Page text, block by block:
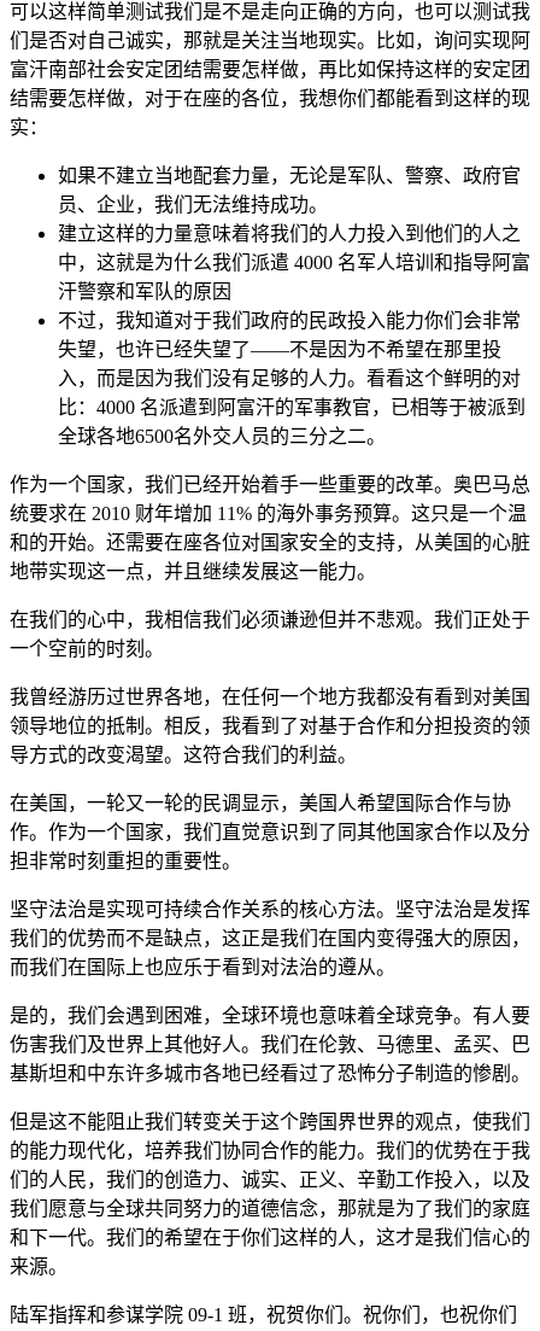
可以这样简单测试我们是不是走向正确的方向，也可以测试我
们是否对自己诚实，那就是关注当地现实。比如，询问实现阿
富汗南部社会安定团结需要怎样做，再比如保持这样的安定团
结需要怎样做，对于在座的各位，我想你们都能看到这样的现
实：
如果不建立当地配套力量，无论是军队、警察、政府官
员、企业，我们无法维持成功。
建立这样的力量意味着将我们的人力投入到他们的人之
中，这就是为什么我们派遣 4000 名军人培训和指导阿富
汗警察和军队的原因
不过，我知道对于我们政府的民政投入能力你们会非常
失望，也许已经失望了——不是因为不希望在那里投
入，而是因为我们没有足够的人力。看看这个鲜明的对
比：4000 名派遣到阿富汗的军事教官，已相等于被派到
全球各地6500名外交人员的三分之二。
作为一个国家，我们已经开始着手一些重要的改革。奥巴马总
统要求在 2010 财年增加 11% 的海外事务预算。这只是一个温
和的开始。还需要在座各位对国家安全的支持，从美国的心脏
地带实现这一点，并且继续发展这一能力。
在我们的心中，我相信我们必须谦逊但并不悲观。我们正处于
一个空前的时刻。
我曾经游历过世界各地，在任何一个地方我都没有看到对美国
领导地位的抵制。相反，我看到了对基于合作和分担投资的领
导方式的改变渴望。这符合我们的利益。
在美国，一轮又一轮的民调显示，美国人希望国际合作与协
作。作为一个国家，我们直觉意识到了同其他国家合作以及分
担非常时刻重担的重要性。
坚守法治是实现可持续合作关系的核心方法。坚守法治是发挥
我们的优势而不是缺点，这正是我们在国内变得强大的原因，
而我们在国际上也应乐于看到对法治的遵从。
是的，我们会遇到困难，全球环境也意味着全球竞争。有人要
伤害我们及世界上其他好人。我们在伦敦、马德里、孟买、巴
基斯坦和中东许多城市各地已经看过了恐怖分子制造的惨剧。
但是这不能阻止我们转变关于这个跨国界世界的观点，使我们
的能力现代化，培养我们协同合作的能力。我们的优势在于我
们的人民，我们的创造力、诚实、正义、辛勤工作投入，以及
我们愿意与全球共同努力的道德信念，那就是为了我们的家庭
和下一代。我们的希望在于你们这样的人，这才是我们信心的
来源。
陆军指挥和参谋学院 09-1 班，祝贺你们。祝你们，也祝你们